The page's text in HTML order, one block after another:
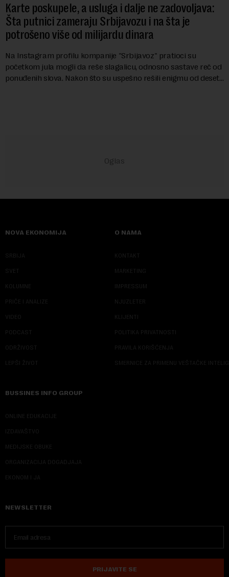
Karte poskupele, a usluga i dalje ne zadovoljava:
Šta putnici zameraju Srbijavozu i na šta je
potrošeno više od milijardu dinara
Na Instagram profilu kompanije "Srbijavoz" pratioci su
početkom jula mogli da reše slagalicu, odnosno sastave reč od
ponuđenih slova. Nakon što su uspešno rešili enigmu od deset
NOVA EKONOMIJA
SRBIJA
SVET
KOLUMNE
PRIČE I ANALIZE
VIDEO
PODCAST
ODRŽIVOST
LEPŠI ŽIVOT
O NAMA
KONTAKT
MARKETING
IMPRESSUM
NJUZLETER
KLIJENTI
POLITIKA PRIVATNOSTI
PRAVILA KORIŠĆENJA
SMERNICE ZA PRIMENU VEŠTAČKE
BUSSINES INFO GROUP
ONLINE EDUKACIJE
IZDAVAŠTVO
MEDIJSKE OBUKE
ORGANIZACIJA DOGADJAJA
EKONOM I JA
NEWSLETTER
PRIJAVITE SE